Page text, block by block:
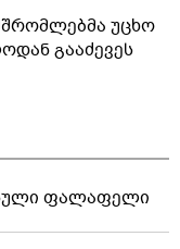
უცხო
გააძევეს
ფალაფელი